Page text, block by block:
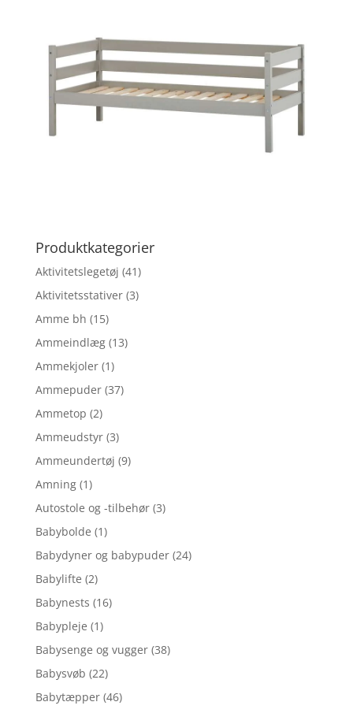
Produktkategorier
Aktivitetslegetøj (41)
Aktivitetsstativer (3)
Amme bh (15)
Ammeindlæg (13)
Ammekjoler (1)
Ammepuder (37)
Ammetop (2)
Ammeudstyr (3)
Ammeundertøj (9)
Amning (1)
Autostole og -tilbehør (3)
Babybolde (1)
Babydyner og babypuder (24)
Babylifte (2)
Babynests (16)
Babypleje (1)
Babysenge og vugger (38)
Babysvøb (22)
Babytæpper (46)